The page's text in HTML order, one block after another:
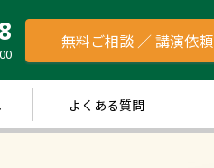
無料ご相談 ／ 講演依頼
よくある質問